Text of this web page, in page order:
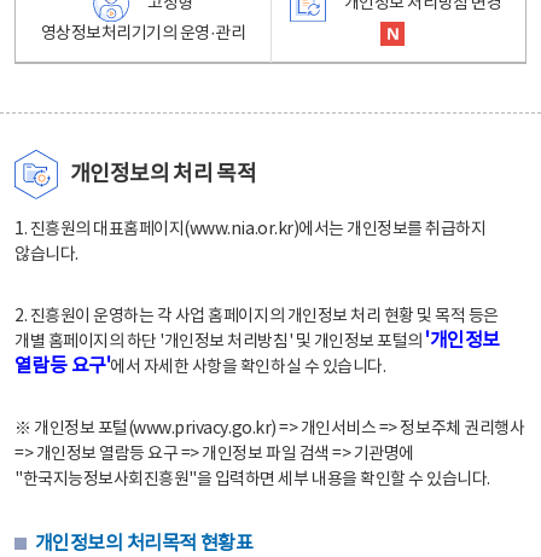
영상정보처리기기의 운영·관리
개인정보의 처리 목적
1. 진흥원의 대표홈페이지(www.nia.or.kr)에서는 개인정보를 취급하지
않습니다.
2. 진흥원이 운영하는 각 사업 홈페이지의 개인정보 처리 현황 및 목적 등은
개별 홈페이지의 하단 '개인정보 처리방침' 및 개인정보 포털의 '개인정보
열람등 요구'에서 자세한 사항을 확인하실 수 있습니다.
※ 개인정보 포털(www.privacy.go.kr) => 개인서비스 => 정보주체 권리행사
=> 개인정보 열람등 요구 => 개인정보 파일 검색 => 기관명에
"한국지능정보사회진흥원"을 입력하면 세부 내용을 확인할 수 있습니다.
개인정보의 처리목적 현황표